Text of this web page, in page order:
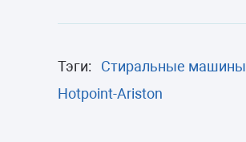
Тэги:
Стиральные машины
Hotpoint-Ariston